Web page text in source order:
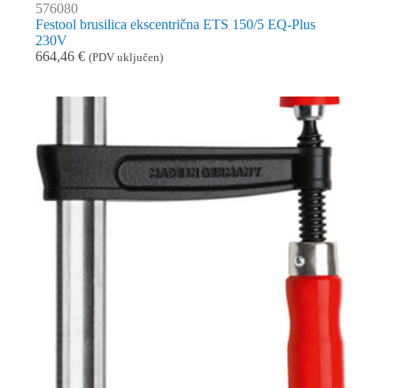
576080
Festool brusilica ekscentrična ETS 150/5 EQ-Plus
230V
664,46 € (PDV uključen)